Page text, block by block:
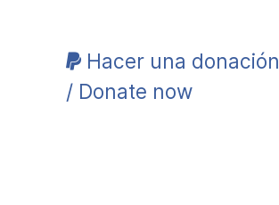
Hacer una donación
/ Donate now